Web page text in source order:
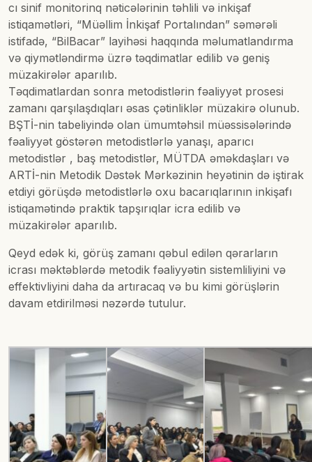
cı sinif monitorinq nəticələrinin təhlili və inkişaf
istiqamətləri, “Müəllim İnkişaf Portalından” səmərəli
istifadə, “BilBacar” layihəsi haqqında məlumatlandırma
və qiymətləndirmə üzrə təqdimatlar edilib və geniş
müzakirələr aparılıb.
Təqdimatlardan sonra metodistlərin fəaliyyət prosesi
zamanı qarşılaşdıqları əsas çətinliklər müzakirə olunub.
BŞTİ-nin tabeliyində olan ümumtəhsil müəssisələrində
fəaliyyət göstərən metodistlərlə yanaşı, aparıcı
metodistlər , baş metodistlər, MÜTDA əməkdaşları və
ARTİ-nin Metodik Dəstək Mərkəzinin heyətinin də iştirak
etdiyi görüşdə metodistlərlə oxu bacarıqlarının inkişafı
istiqamətində praktik tapşırıqlar icra edilib və
müzakirələr aparılıb.
Qeyd edək ki, görüş zamanı qəbul edilən qərarların
icrası məktəblərdə metodik fəaliyyətin sistemliliyini və
effektivliyini daha da artıracaq və bu kimi görüşlərin
davam etdirilməsi nəzərdə tutulur.